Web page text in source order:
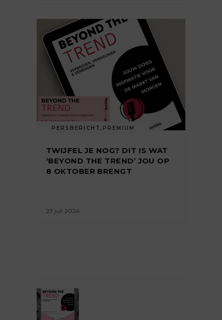
PERSBERICHT , PREMIUM
TWIJFEL JE NOG? DIT IS WAT
‘BEYOND THE TREND’ JOU OP
8 OKTOBER BRENGT
23 juli 2026